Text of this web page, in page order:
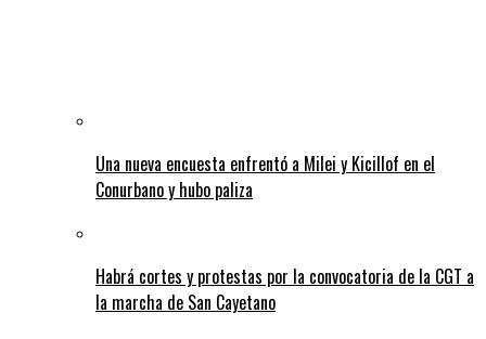
Una nueva encuesta enfrentó a Milei y Kicillof en el
Conurbano y hubo paliza
Habrá cortes y protestas por la convocatoria de la CGT a
la marcha de San Cayetano